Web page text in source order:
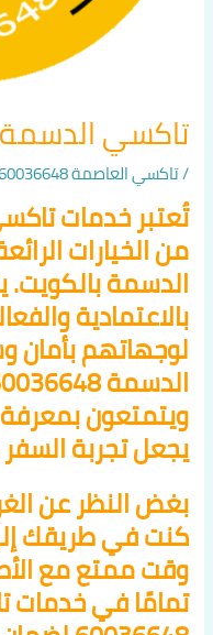
تاكسي الدسمة
/تاكسي العاصمة 60036648
من الخيارات
الدسمة بالكويت.
بالاعتمادية
لوجهاتهم
ويتمتعون
يجعل تجربة
بغض النظر عن
كنت في طريقك
وقت ممتع مع
تمامًا في